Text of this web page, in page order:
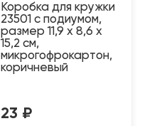
Коробка для кружки
23501 с подиумом,
размер 11,9 х 8,6 х
15,2 см,
микрогофрокартон,
коричневый
23 ₽